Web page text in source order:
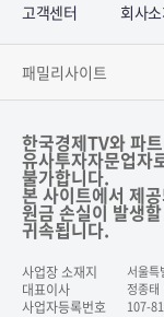
고객센터 회사
패밀리사이트
한국경제TV와 파
유사투자자문업자
불가합니다.
본 사이트에서 제
원금 손실이 발생
귀속됩니다.
사업장 소재지 서울
대표이사 정종태
사업자등록번호 107-